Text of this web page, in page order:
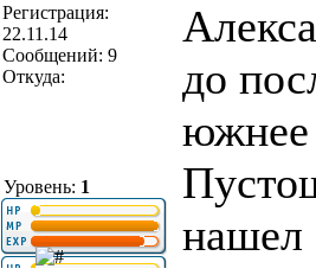
Регистрация:
22.11.14
Сообщений: 9
Откуда:
Уровень: 1
до
южнее
нашел